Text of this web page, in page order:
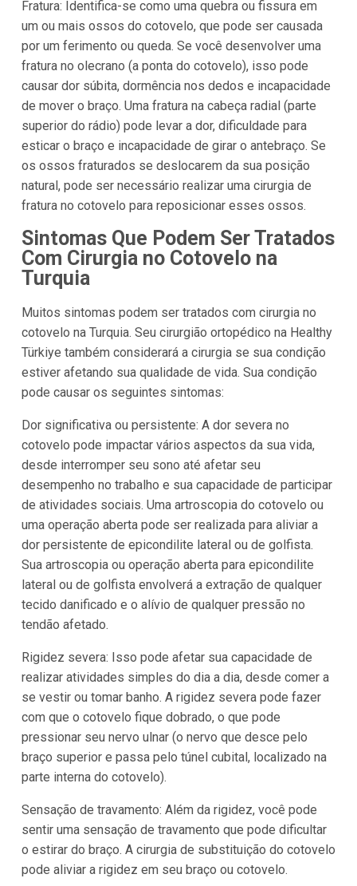
Fratura: Identifica-se como uma quebra ou fissura em
um ou mais ossos do cotovelo, que pode ser causada
por um ferimento ou queda. Se você desenvolver uma
fratura no olecrano (a ponta do cotovelo), isso pode
causar dor súbita, dormência nos dedos e incapacidade
de mover o braço. Uma fratura na cabeça radial (parte
superior do rádio) pode levar a dor, dificuldade para
esticar o braço e incapacidade de girar o antebraço. Se
os ossos fraturados se deslocarem da sua posição
natural, pode ser necessário realizar uma cirurgia de
fratura no cotovelo para reposicionar esses ossos.
Sintomas Que Podem Ser Tratados
Com Cirurgia no Cotovelo na
Turquia
Muitos sintomas podem ser tratados com cirurgia no
cotovelo na Turquia. Seu cirurgião ortopédico na Healthy
Türkiye também considerará a cirurgia se sua condição
estiver afetando sua qualidade de vida. Sua condição
pode causar os seguintes sintomas:
Dor significativa ou persistente: A dor severa no
cotovelo pode impactar vários aspectos da sua vida,
desde interromper seu sono até afetar seu
desempenho no trabalho e sua capacidade de participar
de atividades sociais. Uma artroscopia do cotovelo ou
uma operação aberta pode ser realizada para aliviar a
dor persistente de epicondilite lateral ou de golfista.
Sua artroscopia ou operação aberta para epicondilite
lateral ou de golfista envolverá a extração de qualquer
tecido danificado e o alívio de qualquer pressão no
tendão afetado.
Rigidez severa: Isso pode afetar sua capacidade de
realizar atividades simples do dia a dia, desde comer a
se vestir ou tomar banho. A rigidez severa pode fazer
com que o cotovelo fique dobrado, o que pode
pressionar seu nervo ulnar (o nervo que desce pelo
braço superior e passa pelo túnel cubital, localizado na
parte interna do cotovelo).
Sensação de travamento: Além da rigidez, você pode
sentir uma sensação de travamento que pode dificultar
o estirar do braço. A cirurgia de substituição do cotovelo
pode aliviar a rigidez em seu braço ou cotovelo.